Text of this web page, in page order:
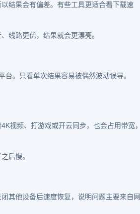
结果会有偏差。有些工具更适合看下载速
线路更优，结果就会更漂亮。
。只看单次结果容易被偶然波动误导。
视频、打游戏或开云同步，也会占用带宽，
后慢。
其他设备后速度恢复，说明问题主要来自网